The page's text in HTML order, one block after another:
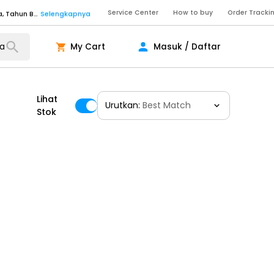
Selengkapnya
Service Center How to buy Order
My Cart Masuk / Daftar
Lihat
Stok
Urutkan:Best Match